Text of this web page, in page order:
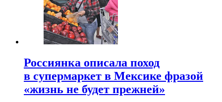
Россиянка описала поход
в супермаркет в Мексике фразой
«жизнь не будет прежней»